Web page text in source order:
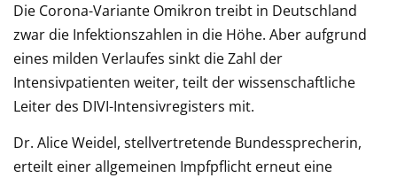
Die Corona-Variante Omikron treibt in Deutschland
zwar die Infektionszahlen in die Höhe. Aber aufgrund
eines milden Verlaufes sinkt die Zahl der
Intensivpatienten weiter, teilt der wissenschaftliche
Leiter des DIVI-Intensivregisters mit.
Dr. Alice Weidel, stellvertretende Bundessprecherin,
erteilt einer allgemeinen Impfpflicht erneut eine